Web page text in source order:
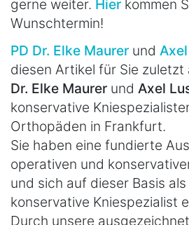
gerne weiter. Hier kommen
Wunschtermin!
PD Dr. Elke Maurer und
diesen Artikel für Sie zuletzt
Dr. Elke Maurer und Axel
konservative
Orthopäden in Frankfurt.
Sie haben eine fundierte
operativen und
und sich auf dieser Basis
konservative Kniespezialist
Durch unsere